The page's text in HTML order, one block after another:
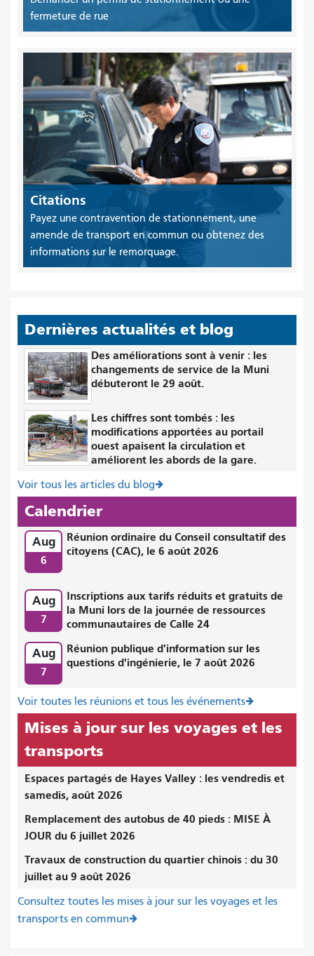
fermeture de rue
Citations
Payez une contravention de stationnement, une
amende de transport en commun ou obtenez des
informations sur le remorquage.
Dernières actualités et blog
Des améliorations sont à venir : les
changements de service de la Muni
débuteront le 29 août.
Les chiffres sont tombés : les
modifications apportées au portail
ouest apaisent la circulation et
améliorent les abords de la gare.
Voir tous les articles du blog
Calendrier
Aug
6
Réunion ordinaire du Conseil consultatif des
citoyens (CAC), le 6 août 2026
Aug
7
Inscriptions aux tarifs réduits et gratuits de
la Muni lors de la journée de ressources
communautaires de Calle 24
Aug
7
Réunion publique d'information sur les
questions d'ingénierie, le 7 août 2026
Voir toutes les réunions et tous les événements
Mises à jour sur les voyages et les
transports
Espaces partagés de Hayes Valley : les vendredis et
samedis, août 2026
Remplacement des autobus de 40 pieds : MISE À
JOUR du 6 juillet 2026
Travaux de construction du quartier chinois : du 30
juillet au 9 août 2026
Consultez toutes les mises à jour sur les voyages et les
transports en commun